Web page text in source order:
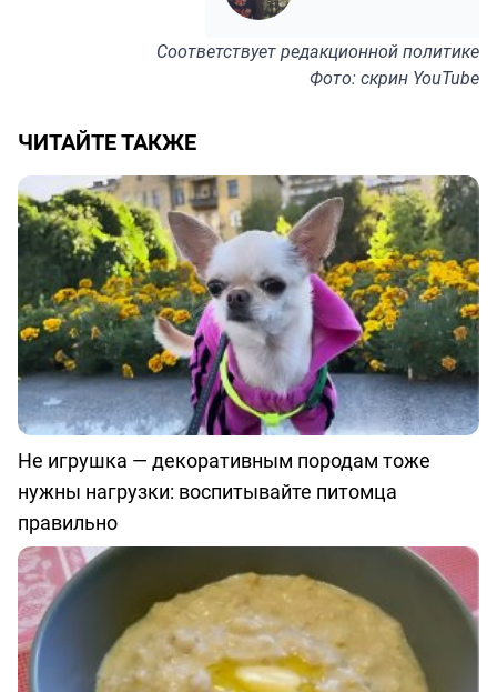
Соответствуетредакционной политике
Фото: скрин YouTube
ЧИТАЙТЕ ТАКЖЕ
Не игрушка — декоративным породам тоже
нужны нагрузки: воспитывайте питомца
правильно